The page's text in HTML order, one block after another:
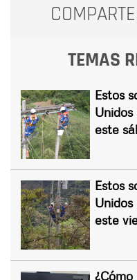
TEMAS
Estos
este
Estos
este